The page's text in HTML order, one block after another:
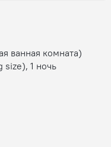
ванная комната)
size), 1 ночь